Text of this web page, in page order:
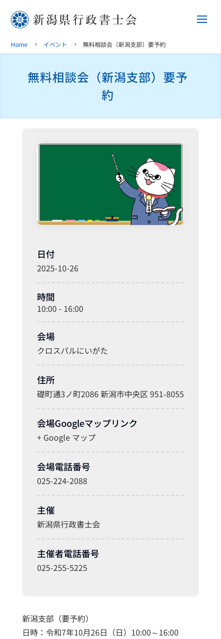
a
Home 5 イベント 5 無料相談会（新潟支部）要予約
無料相談会（新潟支部）要予
約
日付
2025-10-26
時間
10:00 - 16:00
会場
クロスパルにいがた
住所
礎町通3ノ町2086 新潟市中央区 951-8055
会場Googleマップリンク
+ Google マップ
会場電話番号
025-224-2088
主催
新潟県行政書士会
主催者電話番号
025-255-5225
新潟支部（要予約）
日時：令和7年10月26日（日）10:00～16:00